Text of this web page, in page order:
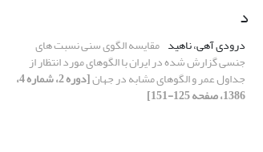
د
درودی آهی، ناهید مقایسه الگوی سنی نسبت های
جنسی گزارش شده در ایران با الگوهای مورد انتظار از
جداول عمر و الگوهای مشابه در جهان [دوره 2، شماره 4،
1386، صفحه 125-151]